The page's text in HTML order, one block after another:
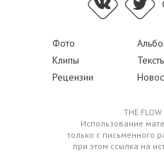
Фото
Клипы
Рецензии
THE
Использование
только с письменного
при этом ссылка на